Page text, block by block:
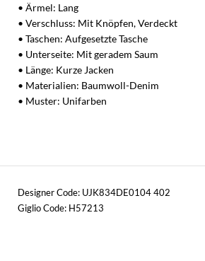
• Ärmel: Lang
• Verschluss: Mit Knöpfen, Verdeckt
• Taschen: Aufgesetzte Tasche
• Unterseite: Mit geradem Saum
• Länge: Kurze Jacken
• Materialien: Baumwoll-Denim
• Muster: Unifarben
Designer Code: UJK834DE0104 402
Giglio Code: H57213